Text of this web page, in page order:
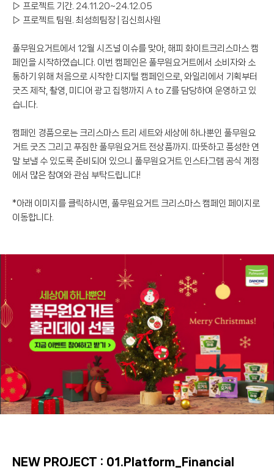
▷ 프로젝트 기간. 24.11.20~24.12.05
▷ 프로젝트 팀원. 최성희팀장 | 김신희사원
풀무원요거트에서 12월 시즈널 이슈를 맞아, 해피 화이트크리스마스 캠
페인을 시작하였습니다. 이번 캠페인은 풀무원요거트에서 소비자와 소
통하기 위해 처음으로 시작한 디지털 캠페인으로, 와일리에서 기획부터
굿즈 제작, 촬영, 미디어 광고 집행까지 A to Z를 담당하여 운영하고 있
습니다.
캠페인 경품으로는 크리스마스 트리 세트와 세상에 하나뿐인 풀무원요
거트 굿즈 그리고 푸짐한 풀무원요거트 전상품까지. 따뜻하고 풍성한 연
말 보낼 수 있도록 준비되어 있으니 풀무원요거트 인스타그램 공식 계정
에서 많은 참여와 관심 부탁드립니다!
*아래 이미지를 클릭하시면, 풀무원요거트 크리스마스 캠페인 페이지로
이동합니다.
NEW PROJECT : 01.Platform_Financial